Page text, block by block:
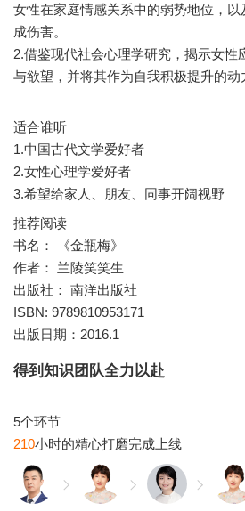
女性在家庭情感关系中的弱势地位，
成伤害。
2.借鉴现代社会心理学研究，揭示女性
与欲望，并将其作为自我积极提升的动
适合谁听
1.中国古代文学爱好者
2.女性心理学爱好者
3.希望给家人、朋友、同事开阔视野
推荐阅读
书名： 《金瓶梅》
作者： 兰陵笑笑生
出版社： 南洋出版社
ISBN: 9789810953171
得到知识团队全力以赴
210